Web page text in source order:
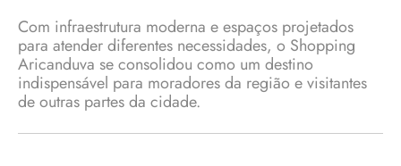
Com infraestrutura moderna e espaços projetados
para atender diferentes necessidades, o Shopping
Aricanduva se consolidou como um destino
indispensável para moradores da região e visitantes
de outras partes da cidade.